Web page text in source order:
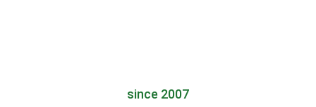
since 2007